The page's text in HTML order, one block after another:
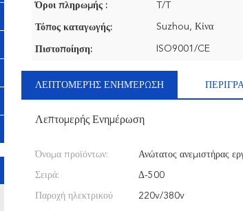
Όροι πληρωμής : T/T
Τόπος καταγωγής: Suzhou, Κίνα
Πιστοποίηση: ISO9001/CE
ΛΕΠΤΟΜΕΡΉΣ ΕΝΗΜΈΡΩΣΗ
Λεπτομερής Ενημέρωση
Όνομα προϊόντων: Ανώτατος ανεμιστήρας
Σειρά: Δ-500
Παροχή ηλεκτρικού 220v/380v